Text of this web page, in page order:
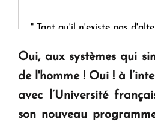
" Tant qu'il n'existe pas
KASA : 30 ans d'audace, de
en Arménie
Oui, aux systèmes qui
de l'homme ! Oui ! à
avec l’Université
son nouveau